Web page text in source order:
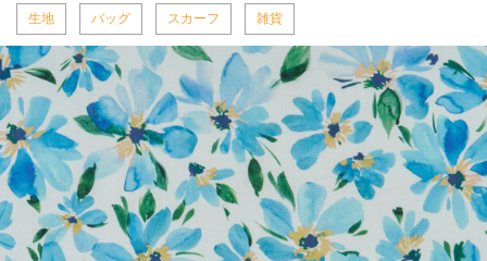
生地 バッグ スカーフ 雑貨